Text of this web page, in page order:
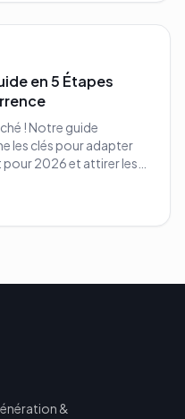
en 5 Étapes
! Notre guide
les clés pour adapter
2026 et attirer les
&